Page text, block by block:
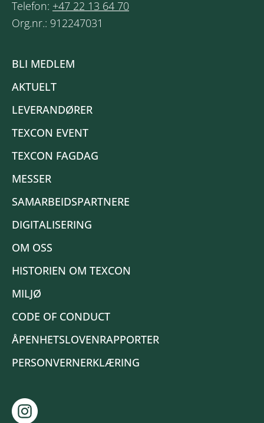
Telefon: +47 22 13 64 70
Org.nr.: 912247031
BLI MEDLEM
AKTUELT
LEVERANDØRER
TEXCON EVENT
TEXCON FAGDAG
MESSER
SAMARBEIDSPARTNERE
DIGITALISERING
OM OSS
HISTORIEN OM TEXCON
MILJØ
CODE OF CONDUCT
ÅPENHETSLOVENRAPPORTER
PERSONVERNERKLÆRING